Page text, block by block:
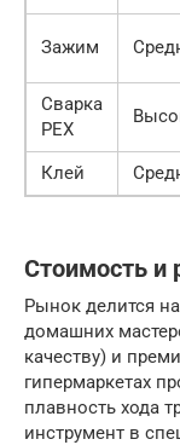
Зажим
Сварка
PEX
Клей
Стоимость и
Рынок делится
домашних
качеству) и
гипермаркетах
плавность хода
инструмент в